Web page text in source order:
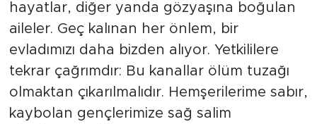
hayatlar, diğer yanda gözyaşına boğulan
aileler. Geç kalınan her önlem, bir
evladımızı daha bizden alıyor. Yetkililere
tekrar çağrımdır: Bu kanallar ölüm tuzağı
olmaktan çıkarılmalıdır. Hemşerilerime sabır,
kaybolan gençlerimize sağ salim